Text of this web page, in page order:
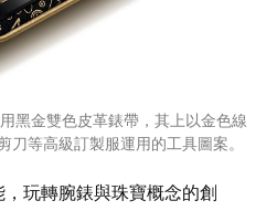
黑金雙色皮革錶帶，其上以金色線
刀等高級訂製服運用的工具圖案。
玩轉腕錶與珠寶概念的創